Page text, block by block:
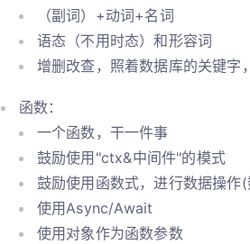
（副词）+动词+名词
语态（不用时态）和形容词
增删改查，照着数据库的关键
函数：
一个函数，干一件事
鼓励使用"ctx&中间件"的模式
鼓励使用函数式，进行数据操作
使用Async/Await
使用对象作为函数参数